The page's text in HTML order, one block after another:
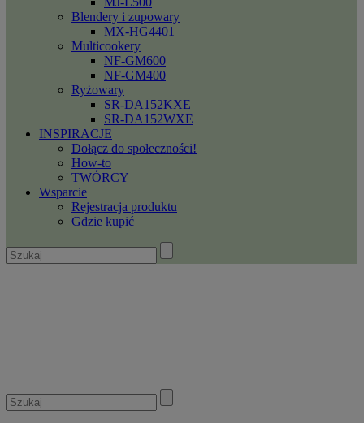
Blendery i zupowary
MX-HG4401
Multicookery
NF-GM600
NF-GM400
Ryżowary
SR-DA152KXE
SR-DA152WXE
INSPIRACJE
Dołącz do społeczności!
How-to
TWÓRCY
Wsparcie
Rejestracja produktu
Gdzie kupić